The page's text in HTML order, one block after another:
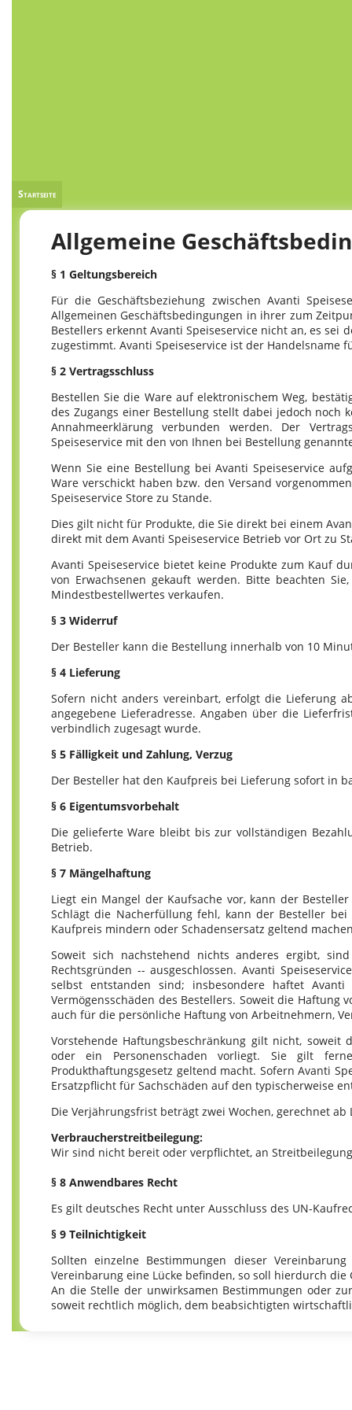
Startseite
Allgemeine
§ 1 Geltungsbereich
Für die Geschäftsbeziehung zwischen Avanti
Allgemeinen Geschäftsbedingungen in ihrer zum
Bestellers erkennt Avanti Speiseservice nicht an, es
zugestimmt. Avanti Speiseservice ist der Handelsname
§ 2 Vertragsschluss
Bestellen Sie die Ware auf elektronischem Weg,
des Zugangs einer Bestellung stellt dabei jedoch
Annahmeerklärung verbunden werden. Der
Speiseservice mit den von Ihnen bei Bestellung
Wenn Sie eine Bestellung bei Avanti Speiseservice
Ware verschickt haben bzw. den Versand
Speiseservice Store zu Stande.
Dies gilt nicht für Produkte, die Sie direkt bei einem
direkt mit dem Avanti Speiseservice Betrieb vor Ort zu
Avanti Speiseservice bietet keine Produkte zum Kauf
von Erwachsenen gekauft werden. Bitte beachten
Mindestbestellwertes verkaufen.
§ 3 Widerruf
Der Besteller kann die Bestellung innerhalb von 10
§ 4 Lieferung
Sofern nicht anders vereinbart, erfolgt die Lieferung
angegebene Lieferadresse. Angaben über die
verbindlich zugesagt wurde.
§ 5 Fälligkeit und Zahlung, Verzug
Der Besteller hat den Kaufpreis bei Lieferung sofort in
§ 6 Eigentumsvorbehalt
Die gelieferte Ware bleibt bis zur vollständigen
Betrieb.
§ 7 Mängelhaftung
Liegt ein Mangel der Kaufsache vor, kann der
Schlägt die Nacherfüllung fehl, kann der Besteller
Kaufpreis mindern oder Schadensersatz geltend
Soweit sich nachstehend nichts anderes ergibt,
Rechtsgründen -- ausgeschlossen. Avanti
selbst entstanden sind; insbesondere haftet
Vermögensschäden des Bestellers. Soweit die Haftung
auch für die persönliche Haftung von Arbeitnehmern,
Vorstehende Haftungsbeschränkung gilt nicht, soweit
oder ein Personenschaden vorliegt. Sie gilt
Produkthaftungsgesetz geltend macht. Sofern Avanti
Ersatzpflicht für Sachschäden auf den typischerweise
Die Verjährungsfrist beträgt zwei Wochen, gerechnet ab
Verbraucherstreitbeilegung:
Wir sind nicht bereit oder verpflichtet, an
§ 8 Anwendbares Recht
Es gilt deutsches Recht unter Ausschluss des UN-
§ 9 Teilnichtigkeit
Sollten einzelne Bestimmungen dieser
Vereinbarung eine Lücke befinden, so soll hierdurch
An die Stelle der unwirksamen Bestimmungen oder
soweit rechtlich möglich, dem beabsichtigten